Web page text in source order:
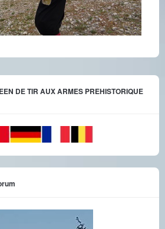
DE TIR AUX ARMES PREHISTORIQUE